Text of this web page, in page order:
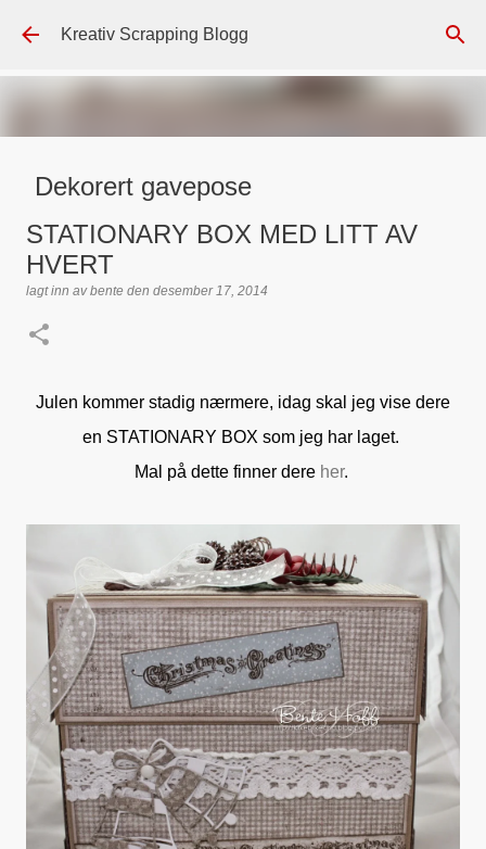
Gå til hovedinnhold
Kreativ Scrapping Blogg
Dekorert gavepose
TEKST KLISTREMERKER / STICKERS
STATIONARY BOX MED LITT AV
HVERT
lagt inn avbente den desember 17, 2014
Julen kommer stadig nærmere, idag skal jeg vise dere
en STATIONARY BOX som jeg har laget.
Mal på dette finner dere her.